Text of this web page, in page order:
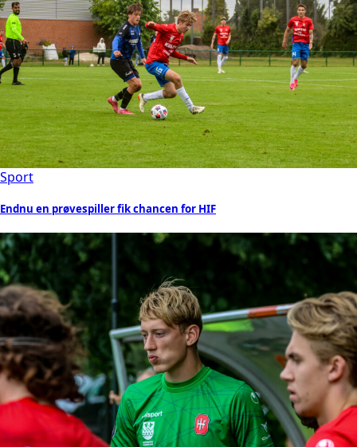
Sport
Endnu en prøvespiller fik chancen for HIF